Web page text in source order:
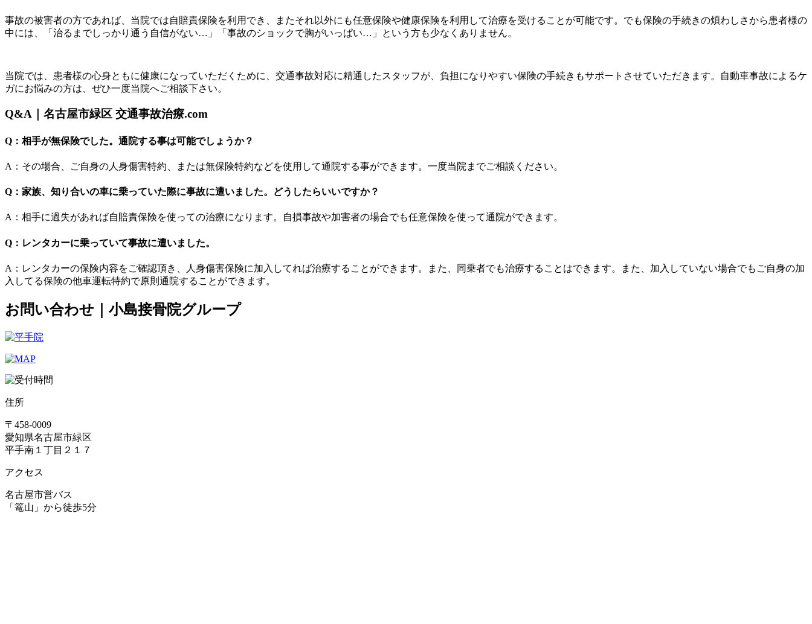
事故の被害者の方であれば、当院では自賠責保険を利用でき、またそれ以外にも任意保険や健康保険を利用して治療を受けることが可能です。でも保険の手続きの煩わしさから患者様の
中には、「治るまでしっかり通う自信がない…」「事故のショックで胸がいっぱい…」という方も少なくありません。
当院では、患者様の心身ともに健康になっていただくために、交通事故対応に精通したスタッフが、負担になりやすい保険の手続きもサポートさせていただきます。自動車事故によるケ
ガにお悩みの方は、ぜひ一度当院へご相談下さい。
Q&A｜名古屋市緑区 交通事故治療.com
Q：相手が無保険でした。通院する事は可能でしょうか？
A：その場合、ご自身の人身傷害特約、または無保険特約などを使用して通院する事ができます。一度当院までご相談ください。
Q：家族、知り合いの車に乗っていた際に事故に遭いました。どうしたらいいですか？
A：相手に過失があれば自賠責保険を使っての治療になります。自損事故や加害者の場合でも任意保険を使って通院ができます。
Q：レンタカーに乗っていて事故に遭いました。
A：レンタカーの保険内容をご確認頂き、人身傷害保険に加入してれば治療することができます。また、同乗者でも治療することはできます。また、加入していない場合でもご自身の加
入してる保険の他車運転特約で原則通院することができます。
お問い合わせ｜小島接骨院グループ
住所
〒458-0009
愛知県名古屋市緑区
平手南１丁目２１７
アクセス
名古屋市営バス
「篭山」から徒歩5分